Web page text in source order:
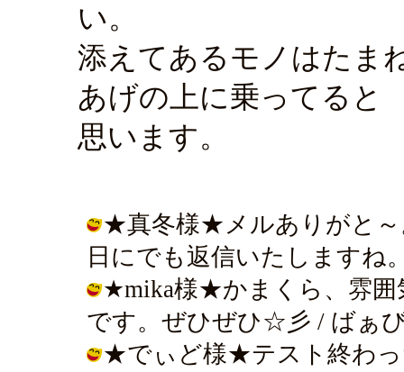
い。
添えてあるモノはたま
あげの上に乗ってると
思います。
★真冬様★メルありがと～
日にでも返信いたしますね
★mika様★かまくら、雰囲
です。ぜひぜひ☆彡 / ばぁび
★でぃど様★テスト終わっ